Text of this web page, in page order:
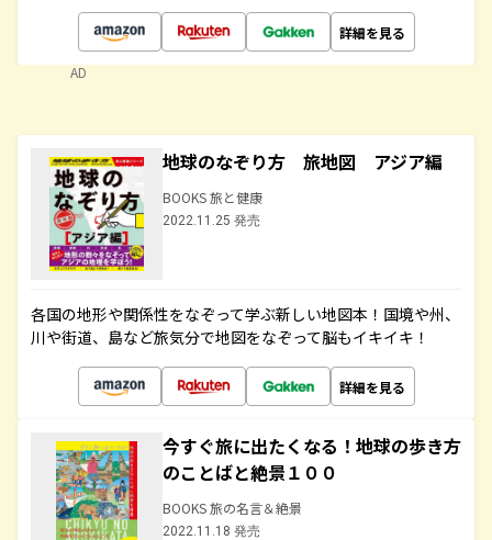
詳細を見る
AD
地球のなぞり方 旅地図 アジア編
BOOKS 旅と健康
2022.11.25 発売
各国の地形や関係性をなぞって学ぶ新しい地図本！国境や州、
川や街道、島など旅気分で地図をなぞって脳もイキイキ！
詳細を見る
今すぐ旅に出たくなる！地球の歩き方
のことばと絶景１００
BOOKS 旅の名言＆絶景
2022.11.18 発売